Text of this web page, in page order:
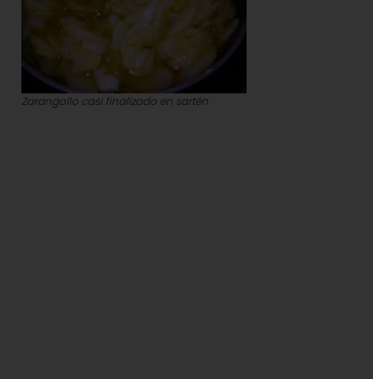
Zarangollo casi finalizado en sartén